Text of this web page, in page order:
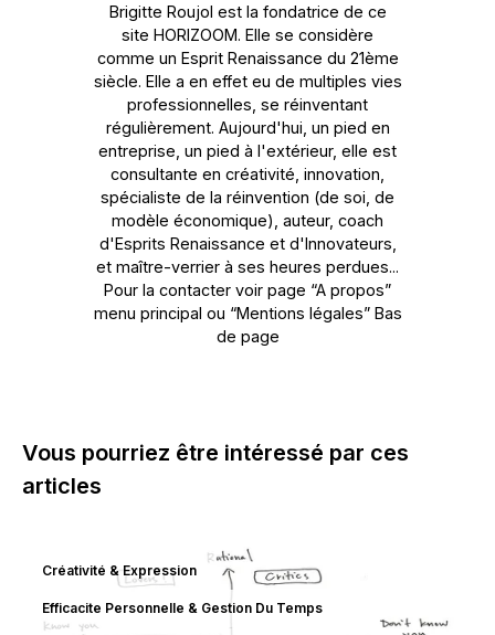
Brigitte Roujol est la fondatrice de ce
site HORIZOOM. Elle se considère
comme un Esprit Renaissance du 21ème
siècle. Elle a en effet eu de multiples vies
professionnelles, se réinventant
régulièrement. Aujourd'hui, un pied en
entreprise, un pied à l'extérieur, elle est
consultante en créativité, innovation,
spécialiste de la réinvention (de soi, de
modèle économique), auteur, coach
d'Esprits Renaissance et d'Innovateurs,
et maître-verrier à ses heures perdues...
Pour la contacter voir page “A propos”
menu principal ou “Mentions légales” Bas
de page
Vous pourriez être intéressé par ces
articles
Créativité & Expression
Efficacite Personnelle & Gestion Du Temps